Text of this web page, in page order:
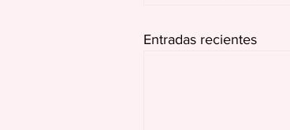
Entradas recientes